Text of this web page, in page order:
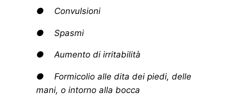
● Convulsioni
● Spasmi
● Aumento di irritabilità
● Formicolio alle dita dei piedi, delle
mani, o intorno alla bocca